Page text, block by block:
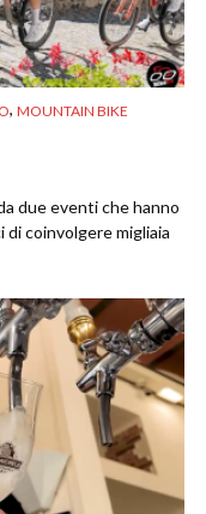
, MOUNTAIN BIKE
due eventi che hanno
coinvolgere migliaia